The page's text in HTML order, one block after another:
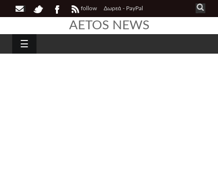
follow Δωρεά - PayPal
AETOS NEWS
☰